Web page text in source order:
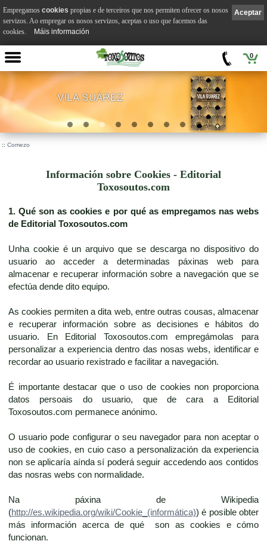
0
VILA SUÁREZ
:: Comezo
Información sobre Cookies - Editorial
Toxosoutos.com
1. Qué son as cookies e por qué as empregamos nas webs
de Editorial Toxosoutos.com
Unha cookie é un arquivo que se descarga no dispositivo do
usuario ao acceder a determinadas páxinas web para
almacenar e recuperar información sobre a navegación que se
efectúa dende dito equipo.
As cookies permiten a dita web, entre outras cousas, almacenar
e recuperar información sobre as decisiones e hábitos do
usuario. En Editorial Toxosoutos.com empregámolas para
personalizar a experiencia dentro das nosas webs, identificar e
recordar ao usuario rexistrado e facilitar a navegación.
É importante destacar que o uso de cookies non proporciona
datos persoais do usuario, que de cara a Editorial
Toxosoutos.com permanece anónimo.
O usuario pode configurar o seu navegador para non aceptar o
uso de cookies, en cuio caso a personalización da experiencia
non se aplicaría aínda sí poderá seguir accedendo aos contidos
das nosras webs con normalidade.
Na páxina de Wikipedia
(http://es.wikipedia.org/wiki/Cookie_(informática)) é posible obter
más información acerca de qué son as cookies e cómo
funcionan.
Aceptar
Empregamos cookies propias e de terceiros que nos permiten ofrecer os nosos
servizos. Ao empregar os nosos servizos, aceptas o uso que facemos das
cookies.
Máis información